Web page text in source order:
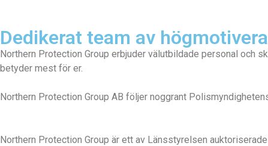
Dedikerat team av
Northern Protection Group erbjuder välutbildade personal och
betyder mest för er.
Northern Protection Group AB följer noggrant
Northern Protection Group är ett av Länsstyrelsen